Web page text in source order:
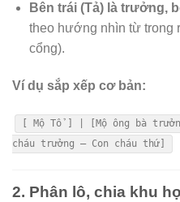
Bên trái (Tả) là trưởng,
theo hướng nhìn từ trong
cổng).
Ví dụ sắp xếp cơ bản:
[ Mộ Tổ ] | [Mộ ông bà
cháu trưởng – Con cháu thứ]
2. Phân lô, chia khu